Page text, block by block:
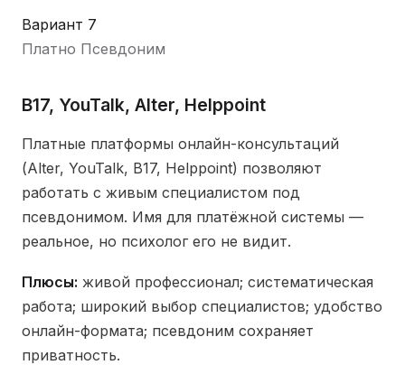
Вариант 7
Платно Псевдоним
B17, YouTalk, Alter, Helppoint
Платные платформы онлайн-консультаций
(Alter, YouTalk, B17, Helppoint) позволяют
работать с живым специалистом под
псевдонимом. Имя для платёжной системы —
реальное, но психолог его не видит.
Плюсы: живой профессионал; систематическая
работа; широкий выбор специалистов; удобство
онлайн-формата; псевдоним сохраняет
приватность.